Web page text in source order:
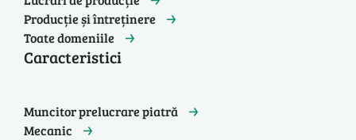
Producție și întreținere
Toate domeniile
Caracteristici
Muncitor prelucrare piatră
Mecanic